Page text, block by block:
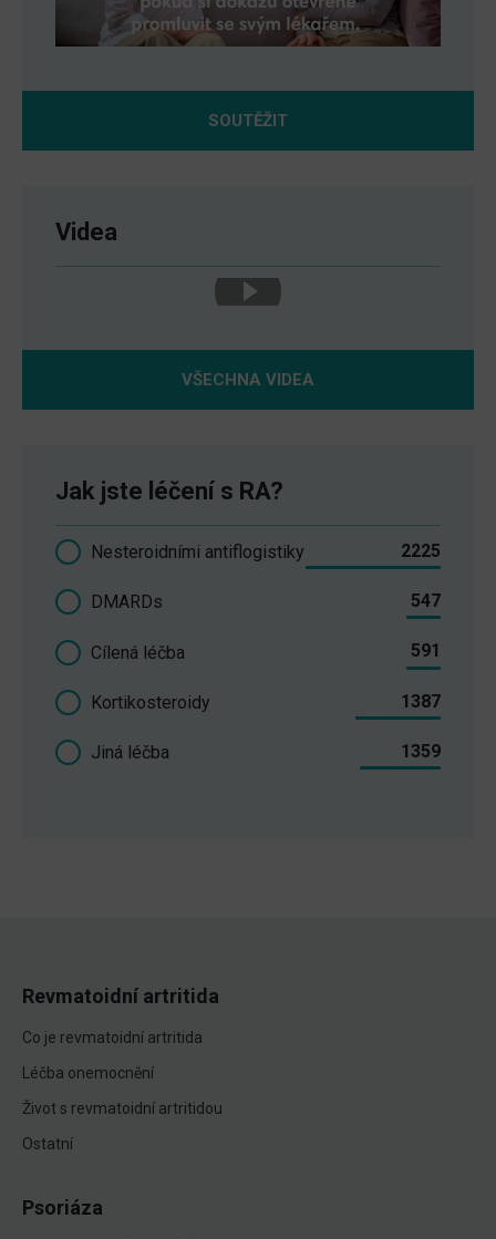
SOUTĚŽIT
Videa
VŠECHNA VIDEA
Jak jste léčení s RA?
Nesteroidními antiflogistiky 2225
DMARDs 547
Cílená léčba 591
Kortikosteroidy 1387
Jiná léčba 1359
Revmatoidní artritida
Co je revmatoidní artritida
Léčba onemocnění
Život s revmatoidní artritidou
Ostatní
Psoriáza